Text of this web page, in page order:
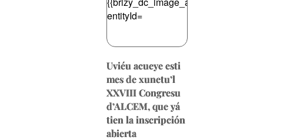
Uviéu acueye esti
mes de xunetu’l
XXVIII Congresu
d’ALCEM, que yá
tien la inscripción
abierta